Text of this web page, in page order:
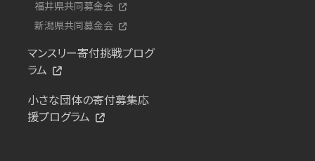
福井県共同募金会
新潟県共同募金会
マンスリー寄付挑戦プログ
ラム
小さな団体の寄付募集応
援プログラム